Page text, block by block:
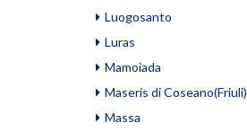
Luogosanto
Luras
Mamoiada
Maseris di Coseano(Friuli)
Massa